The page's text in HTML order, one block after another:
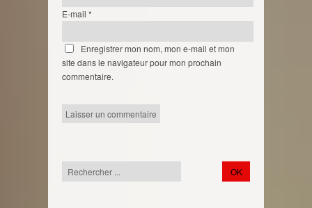
E-mail *
Enregistrer mon nom, mon e-mail et mon
site dans le navigateur pour mon prochain
commentaire.